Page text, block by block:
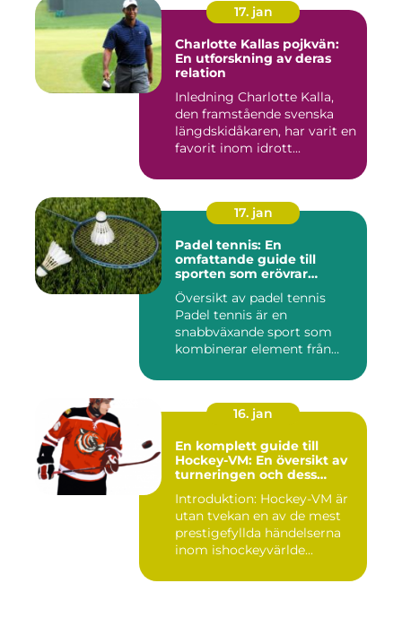
17. jan
Charlotte Kallas pojkvän:
En utforskning av deras
relation
Inledning Charlotte Kalla,
den framstående svenska
längdskidåkaren, har varit en
favorit inom idrott...
17. jan
Padel tennis: En
omfattande guide till
sporten som erövrar
världen
Översikt av padel tennis
Padel tennis är en
snabbväxande sport som
kombinerar element från
16. jan
En komplett guide till
Hockey-VM: En översikt av
turneringen och dess
Introduktion: Hockey-VM är
utan tvekan en av de mest
prestigefyllda händelserna
inom ishockeyvärlde...